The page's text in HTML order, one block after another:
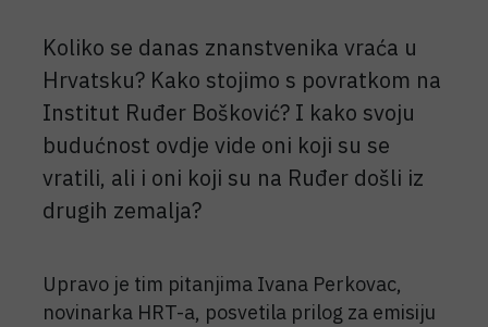
Koliko se danas znanstvenika vraća u
Hrvatsku? Kako stojimo s povratkom na
Institut Ruđer Bošković? I kako svoju
budućnost ovdje vide oni koji su se
vratili, ali i oni koji su na Ruđer došli iz
drugih zemalja?
Upravo je tim pitanjima Ivana Perkovac,
novinarka HRT-a, posvetila prilog za emisiju